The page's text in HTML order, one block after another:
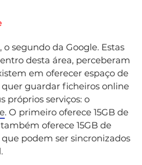
segundo da Google. Estas
desta área, perceberam
em oferecer espaço de
guardar ficheiros online
próprios serviços: o
. O primeiro oferece 15GB de
oferece 15GB de
podem ser sincronizados